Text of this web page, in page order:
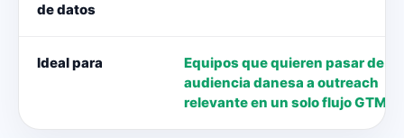
de datos
Ideal para
Equipos que quieren pasar de
audiencia danesa a outreach
relevante en un solo flujo GTM